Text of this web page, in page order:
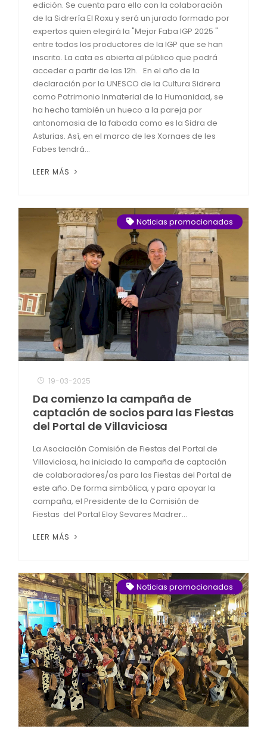
edición. Se cuenta para ello con la colaboración
de la Sidrería El Roxu y será un jurado formado por
expertos quien elegirá la "Mejor Faba IGP 2025 "
entre todos los productores de la IGP que se han
inscrito. La cata es abierta al público que podrá
acceder a partir de las 12h. En el año de la
declaración por la UNESCO de la Cultura Sidrera
como Patrimonio Inmaterial de la Humanidad, se
ha hecho también un hueco a la pareja por
antonomasia de la fabada como es la Sidra de
Asturias. Así, en el marco de les Xornaes de les
Fabes tendrá...
LEER MÁS
Noticias promocionadas
19-03-2025
Da comienzo la campaña de
captación de socios para las Fiestas
del Portal de Villaviciosa
La Asociación Comisión de Fiestas del Portal de
Villaviciosa, ha iniciado la campaña de captación
de colaboradores/as para las Fiestas del Portal de
este año. De forma simbólica, y para apoyar la
campaña, el Presidente de la Comisión de
Fiestas del Portal Eloy Sevares Madrer...
LEER MÁS
Noticias promocionadas